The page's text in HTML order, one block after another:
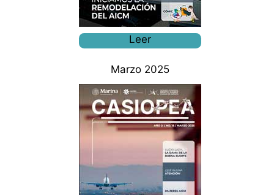
Leer
Marzo 2025